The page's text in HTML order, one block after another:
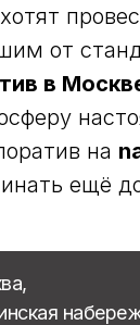
от
в
на
ещё